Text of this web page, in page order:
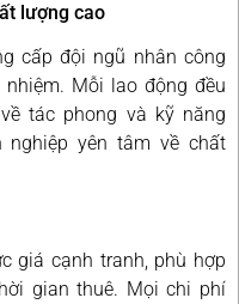
lượng cao
cấp đội ngũ nhân công
Mỗi lao động đều
tác phong và kỹ năng
nghiệp yên tâm về chất
giá cạnh tranh, phù hợp
gian thuê. Mọi chi phí